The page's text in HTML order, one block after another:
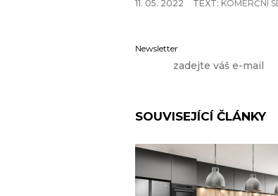
11. 05. 2022 TEXT: KOMERČNÍ
Newsletter
SOUVISEJÍCÍ ČLÁNKY